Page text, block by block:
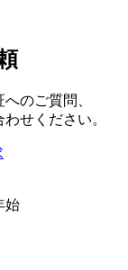
のご質問、
せください。
始